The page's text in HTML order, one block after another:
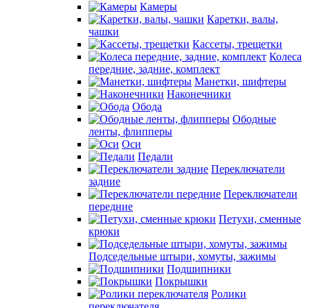
Камеры
Каретки, валы,
чашки
Кассеты, трещетки
Колеса
передние, задние, комплект
Манетки, шифтеры
Наконечники
Обода
Ободные
ленты, флипперы
Оси
Педали
Переключатели
задние
Переключатели
передние
Петухи, сменные
крюки
Подседельные штыри, хомуты, зажимы
Подшипники
Покрышки
Ролики